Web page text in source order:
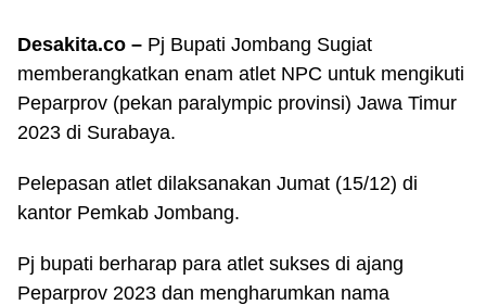
Desakita.co – Pj Bupati Jombang Sugiat
memberangkatkan enam atlet NPC untuk mengikuti
Peparprov (pekan paralympic provinsi) Jawa Timur
2023 di Surabaya.
Pelepasan atlet dilaksanakan Jumat (15/12) di
kantor Pemkab Jombang.
Pj bupati berharap para atlet sukses di ajang
Peparprov 2023 dan mengharumkan nama